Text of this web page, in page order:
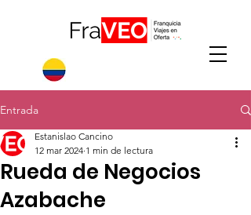
Entrada
Rueda de Negocios
Azabache
Estanislao Cancino
12 mar 2024 1 min de lectura